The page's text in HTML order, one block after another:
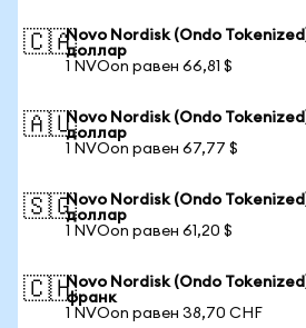
🇨🇦Novo Nordisk (Ondo
доллар
1 NVOon равен 66,81 $
🇦🇺Novo Nordisk (Ondo
доллар
1 NVOon равен 67,77 $
🇸🇬Novo Nordisk (Ondo
доллар
1 NVOon равен 61,20 $
🇨🇭Novo Nordisk (Ondo
франк
1 NVOon равен 38,70 CHF